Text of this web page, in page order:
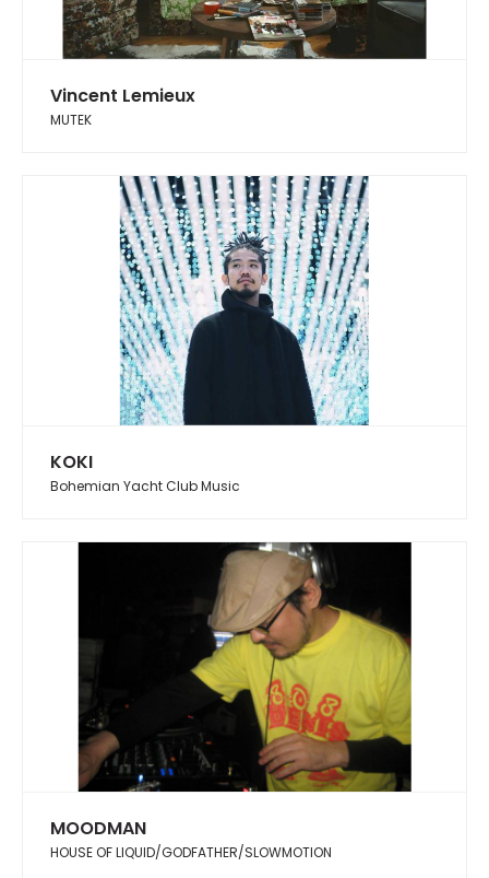
Vincent Lemieux
MUTEK
KOKI
Bohemian Yacht Club Music
MOODMAN
HOUSE OF LIQUID/GODFATHER/SLOWMOTION